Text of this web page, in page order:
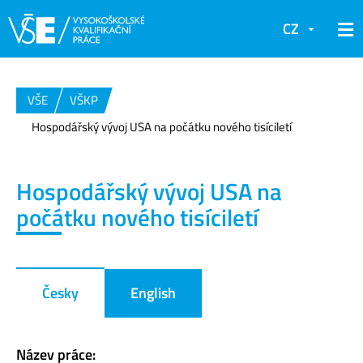
CZ
VŠE
VŠKP
Hospodářský vývoj USA na počátku nového tisíciletí
Hospodářský vývoj USA na
počátku nového tisíciletí
Česky English
Název práce: